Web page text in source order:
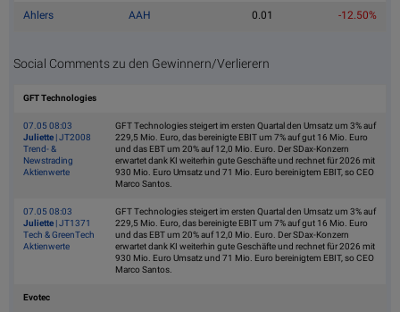
Ahlers AAH 0.01 -12.50%
Social Comments zu den Gewinnern/Verlierern
GFT Technologies
07.05 08:03
Juliette | JT2008
Trend- &
Newstrading
Aktienwerte
GFT Technologies steigert im ersten Quartal den Umsatz um 3% auf
229,5 Mio. Euro, das bereinigte EBIT um 7% auf gut 16 Mio. Euro
und das EBT um 20% auf 12,0 Mio. Euro. Der SDax-Konzern
erwartet dank KI weiterhin gute Geschäfte und rechnet für 2026 mit
930 Mio. Euro Umsatz und 71 Mio. Euro bereinigtem EBIT, so CEO
Marco Santos.
07.05 08:03
Juliette | JT1371
Tech & GreenTech
Aktienwerte
GFT Technologies steigert im ersten Quartal den Umsatz um 3% auf
229,5 Mio. Euro, das bereinigte EBIT um 7% auf gut 16 Mio. Euro
und das EBT um 20% auf 12,0 Mio. Euro. Der SDax-Konzern
erwartet dank KI weiterhin gute Geschäfte und rechnet für 2026 mit
930 Mio. Euro Umsatz und 71 Mio. Euro bereinigtem EBIT, so CEO
Marco Santos.
Evotec